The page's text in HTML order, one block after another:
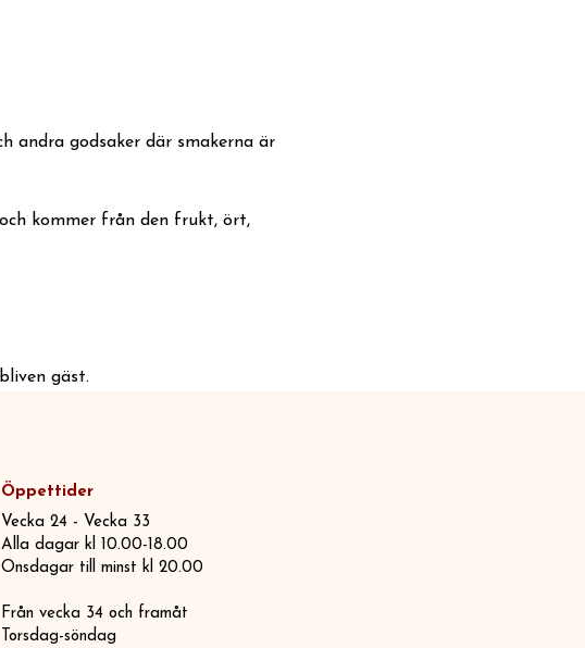
andra godsaker där smakerna är
kommer från den frukt, ört,
gäst.
Öppettider
Vecka 24 - Vecka 33
Alla dagar kl 10.00-18.00
Onsdagar till minst kl 20.00​
Från vecka 34 och framåt
Torsdag-söndag